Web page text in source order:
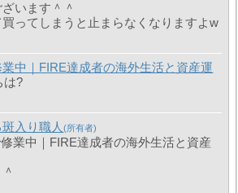
います＾＾
ってしまうと止まらなくなりますよw
中｜FIRE達成者の海外生活と資産運
は?
入り職人
業中｜FIRE達成者の海外生活と資産